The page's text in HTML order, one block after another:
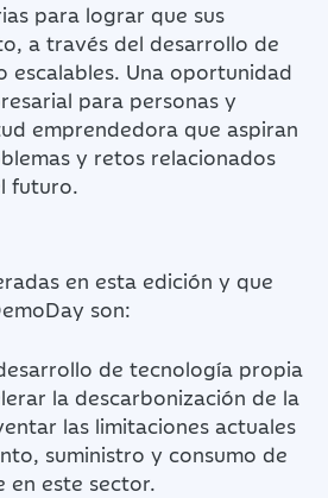
para lograr que sus
a través del desarrollo de
escalables. Una oportunidad
para personas y
emprendedora que aspiran
y retos relacionados
futuro.
en esta edición y que
son:
de tecnología propia
la descarbonización de la
las limitaciones actuales
suministro y consumo de
en este sector.